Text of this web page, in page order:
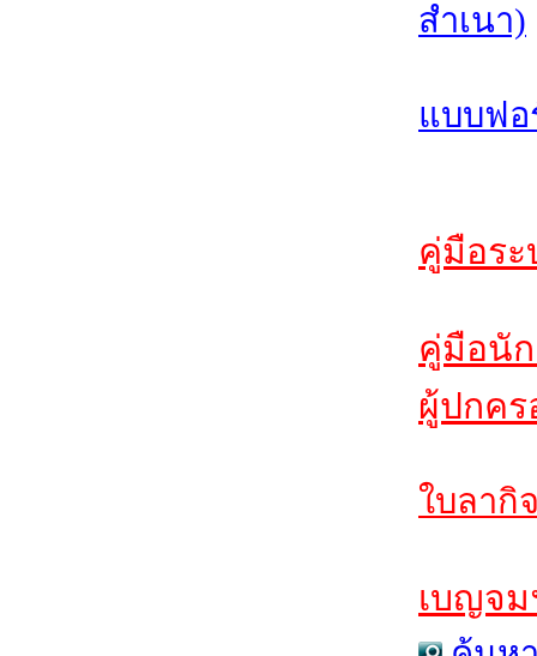
สำเนา)
แบบฟอ
คู่มือระ
คู่มือนัก
ผู้ปกคร
ใบลากิ
เบญจม